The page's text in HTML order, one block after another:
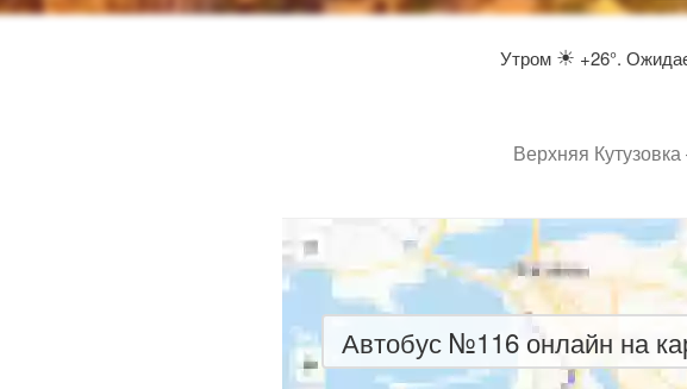
Утром ☀ +26°.
Верхняя
Автобус №116 онлайн на